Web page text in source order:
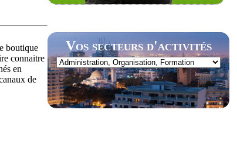
Vos secteurs d'activités
boutique
connaitre
en
de